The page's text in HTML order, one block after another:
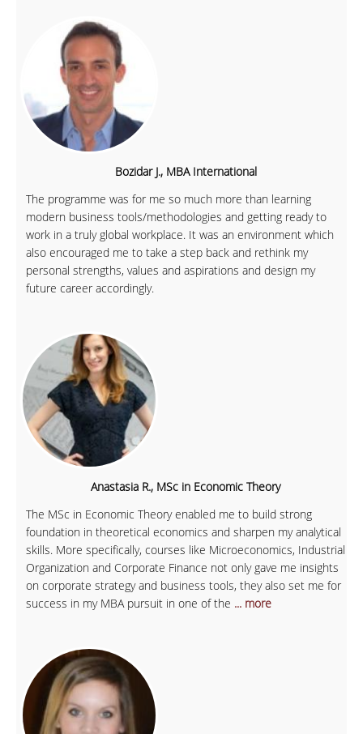
Bozidar J., MBA International
The programme was for me so much more than learning
modern business tools/methodologies and getting ready to
work in a truly global workplace. It was an environment which
also encouraged me to take a step back and rethink my
personal strengths, values and aspirations and design my
future career accordingly.
Anastasia R., MSc in Economic Theory
The MSc in Economic Theory enabled me to build strong
foundation in theoretical economics and sharpen my analytical
skills. More specifically, courses like Microeconomics, Industrial
Organization and Corporate Finance not only gave me insights
on corporate strategy and business tools, they also set me for
success in my MBA pursuit in one of the ... more